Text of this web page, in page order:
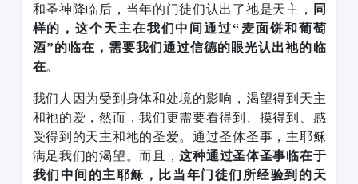
和圣神降临后，当年的门徒们认出了祂是天主， 同
样的，这个天主在我们中间通过“麦面饼和葡萄
酒”的临在，需要我们通过信德的眼光认出祂的临
在。
我们人因为受到身体和处境的影响，渴望得到天主
和祂的爱，然而，我们更需要看得到、摸得到、感
受得到的天主和祂的圣爱。通过圣体圣事，主耶稣
满足我们的渴望。而且，这种通过圣体圣事临在于
我们中间的主耶稣，比当年门徒们所经验到的天